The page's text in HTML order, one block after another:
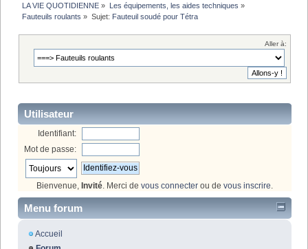
LA VIE QUOTIDIENNE » Les équipements, les aides techniques »
Fauteuils roulants » Sujet: Fauteuil soudé pour Tétra
Aller à:
Utilisateur
Identifiant:
Mot de passe:
Bienvenue, Invité. Merci de vous connecter ou de vous inscrire.
Menu forum
Accueil